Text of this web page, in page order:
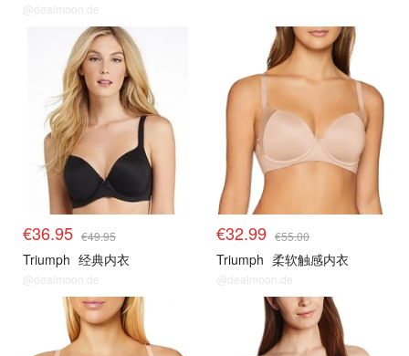
@dealmoon.de
€36.95 €49.95
Triumph 经典内衣
@dealmoon.de
€32.99 €55.00
Triumph 柔软触感内衣
@dealmoon.de